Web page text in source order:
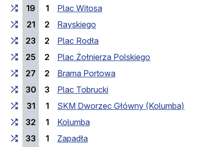
19
1
Plac Witosa
21
2
Rayskiego
23
2
Plac Rodła
25
2
Plac Żołnierza Polskiego
27
2
Brama Portowa
30
3
Plac Tobrucki
31
1
SKM Dworzec Główny (Kolumba)
32
1
Kolumba
33
1
Zapadła